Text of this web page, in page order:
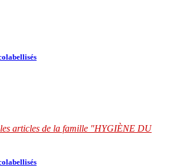
articles de la famille "HYGIÈNE DU